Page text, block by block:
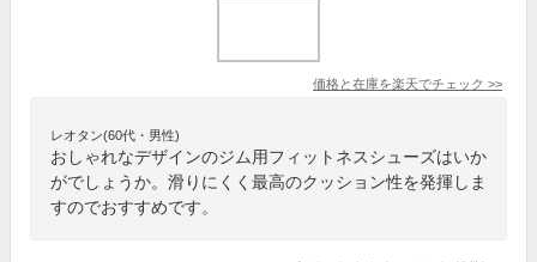
価格と在庫を楽天でチェック >>
レオタン(60代・男性)
おしゃれなデザインのジム用フィットネスシューズはいか
がでしょうか。滑りにくく最高のクッション性を発揮しま
すのでおすすめです。